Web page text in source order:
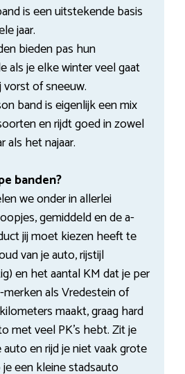
is een uitstekende basis
jaar.
bieden pas hun
als je elke winter veel gaat
vorst of sneeuw.
band is eigenlijk een mix
en rijdt goed in zowel
als het najaar.
banden?
we onder in allerlei
gemiddeld en de a-
jij moet kiezen heeft te
van je auto, rijstijl
en het aantal KM dat je per
merken als Vredestein of
maakt, graag hard
met veel PK’s hebt. Zit je
en rijd je niet vaak grote
een kleine stadsauto